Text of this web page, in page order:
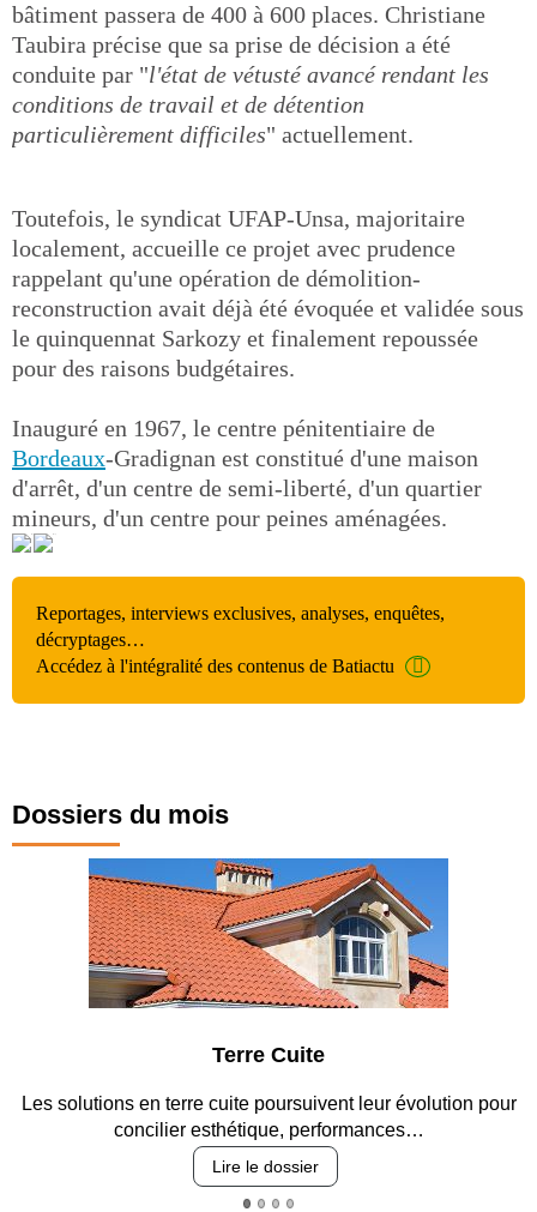
bâtiment passera de 400 à 600 places. Christiane
Taubira précise que sa prise de décision a été
conduite par "l'état de vétusté avancé rendant les
conditions de travail et de détention
particulièrement difficiles" actuellement.
Toutefois, le syndicat UFAP-Unsa, majoritaire
localement, accueille ce projet avec prudence
rappelant qu'une opération de démolition-
reconstruction avait déjà été évoquée et validée sous
le quinquennat Sarkozy et finalement repoussée
pour des raisons budgétaires.
Inauguré en 1967, le centre pénitentiaire de
Bordeaux-Gradignan est constitué d'une maison
d'arrêt, d'un centre de semi-liberté, d'un quartier
mineurs, d'un centre pour peines aménagées.
Reportages, interviews exclusives, analyses, enquêtes,
décryptages…
Accédez à l'intégralité des contenus de Batiactu
Dossiers du mois
Terre Cuite
Les solutions en terre cuite poursuivent leur évolution pour
concilier esthétique, performances…
Lire le dossier